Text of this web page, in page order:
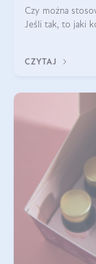
Czy można
Jeśli tak, to jaki
CZYTAJ